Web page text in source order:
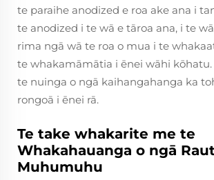
te paraihe anodized e roa ake ana i
te anodized i te wā e tāroa ana, i te
rima ngā wā te roa o mua i te
te whakamāmātia i ēnei wāhi kōhatu.
te nuinga o ngā kaihangahanga ka
rongoā i ēnei rā.
Te take whakarite me te
Whakahauanga o ngā
Muhumuhu